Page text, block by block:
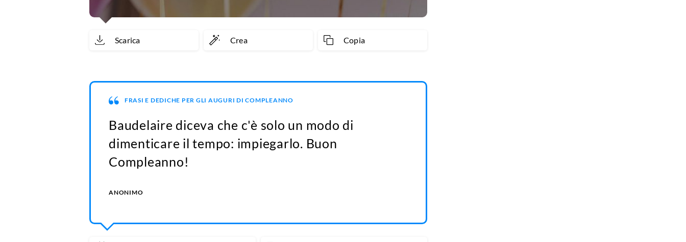
Scarica Crea Copia
FRASI E DEDICHE PER GLI AUGURI DI COMPLEANNO
Baudelaire diceva che c'è solo un modo di
dimenticare il tempo: impiegarlo. Buon
Compleanno!
ANONIMO